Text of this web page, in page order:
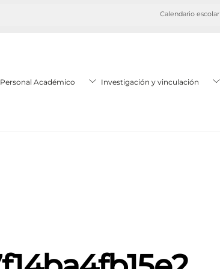
Calendario escolar
Personal Académico Investigación y vinculación